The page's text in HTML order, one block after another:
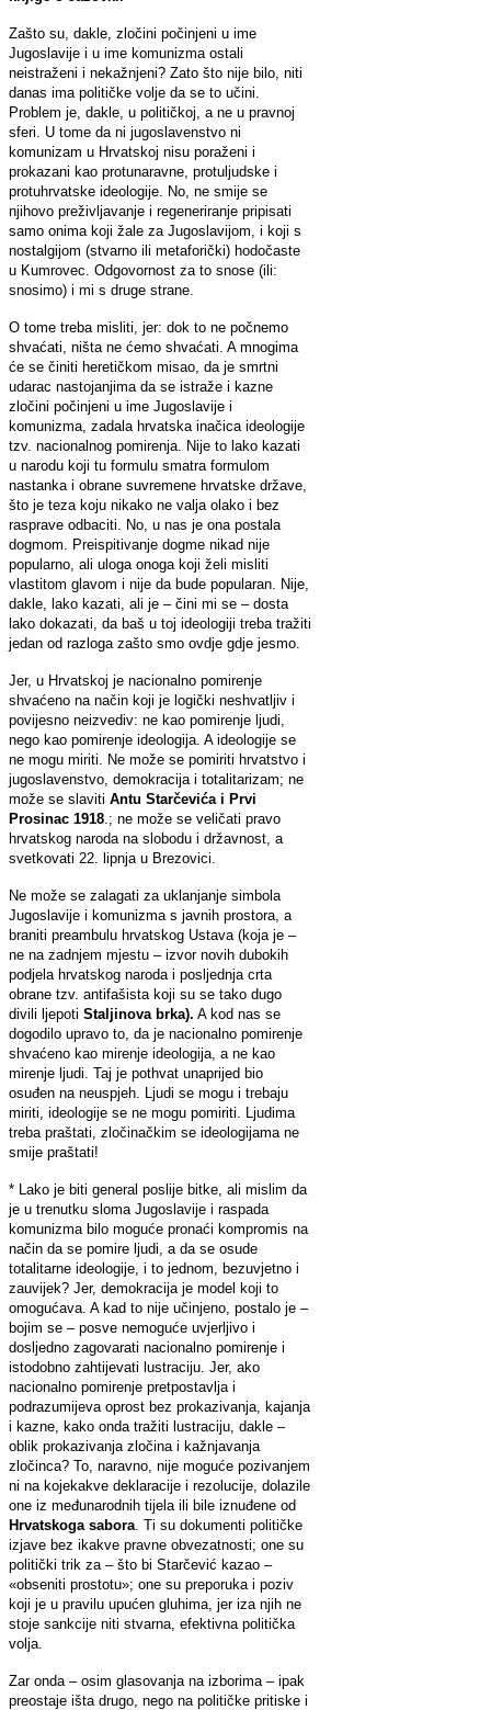
Zašto su, dakle, zločini počinjeni u ime
Jugoslavije i u ime komunizma ostali
neistraženi i nekažnjeni? Zato što nije bilo, niti
danas ima političke volje da se to učini.
Problem je, dakle, u političkoj, a ne u pravnoj
sferi. U tome da ni jugoslavenstvo ni
komunizam u Hrvatskoj nisu poraženi i
prokazani kao protunaravne, protuljudske i
protuhrvatske ideologije. No, ne smije se
njihovo preživljavanje i regeneriranje pripisati
samo onima koji žale za Jugoslavijom, i koji s
nostalgijom (stvarno ili metaforički) hodočaste
u Kumrovec. Odgovornost za to snose (ili:
snosimo) i mi s druge strane.
O tome treba misliti, jer: dok to ne počnemo
shvaćati, ništa ne ćemo shvaćati. A mnogima
će se činiti heretičkom misao, da je smrtni
udarac nastojanjima da se istraže i kazne
zločini počinjeni u ime Jugoslavije i
komunizma, zadala hrvatska inačica ideologije
tzv. nacionalnog pomirenja. Nije to lako kazati
u narodu koji tu formulu smatra formulom
nastanka i obrane suvremene hrvatske države,
što je teza koju nikako ne valja olako i bez
rasprave odbaciti. No, u nas je ona postala
dogmom. Preispitivanje dogme nikad nije
popularno, ali uloga onoga koji želi misliti
vlastitom glavom i nije da bude popularan. Nije,
dakle, lako kazati, ali je – čini mi se – dosta
lako dokazati, da baš u toj ideologiji treba tražiti
jedan od razloga zašto smo ovdje gdje jesmo.
Jer, u Hrvatskoj je nacionalno pomirenje
shvaćeno na način koji je logički neshvatljiv i
povijesno neizvediv: ne kao pomirenje ljudi,
nego kao pomirenje ideologija. A ideologije se
ne mogu miriti. Ne može se pomiriti hrvatstvo i
jugoslavenstvo, demokracija i totalitarizam; ne
može se slaviti Antu Starčevića i Prvi
Prosinac 1918 .; ne može se veličati pravo
hrvatskog naroda na slobodu i državnost, a
svetkovati 22. lipnja u Brezovici.
Ne može se zalagati za uklanjanje simbola
Jugoslavije i komunizma s javnih prostora, a
braniti preambulu hrvatskog Ustava (koja je –
ne na zadnjem mjestu – izvor novih dubokih
podjela hrvatskog naroda i posljednja crta
obrane tzv. antifašista koji su se tako dugo
divili ljepoti Staljinova brka). A kod nas se
dogodilo upravo to, da je nacionalno pomirenje
shvaćeno kao mirenje ideologija, a ne kao
mirenje ljudi. Taj je pothvat unaprijed bio
osuđen na neuspjeh. Ljudi se mogu i trebaju
miriti, ideologije se ne mogu pomiriti. Ljudima
treba praštati, zločinačkim se ideologijama ne
smije praštati!
* Lako je biti general poslije bitke, ali mislim da
je u trenutku sloma Jugoslavije i raspada
komunizma bilo moguće pronaći kompromis na
način da se pomire ljudi, a da se osude
totalitarne ideologije, i to jednom, bezuvjetno i
zauvijek? Jer, demokracija je model koji to
omogućava. A kad to nije učinjeno, postalo je –
bojim se – posve nemoguće uvjerljivo i
dosljedno zagovarati nacionalno pomirenje i
istodobno zahtijevati lustraciju. Jer, ako
nacionalno pomirenje pretpostavlja i
podrazumijeva oprost bez prokazivanja, kajanja
i kazne, kako onda tražiti lustraciju, dakle –
oblik prokazivanja zločina i kažnjavanja
zločinca? To, naravno, nije moguće pozivanjem
ni na kojekakve deklaracije i rezolucije, dolazile
one iz međunarodnih tijela ili bile iznuđene od
Hrvatskoga sabora . Ti su dokumenti političke
izjave bez ikakve pravne obvezatnosti; one su
politički trik za – što bi Starčević kazao –
«obseniti prostotu»; one su preporuka i poziv
koji je u pravilu upućen gluhima, jer iza njih ne
stoje sankcije niti stvarna, efektivna politička
volja.
Zar onda – osim glasovanja na izborima – ipak
preostaje išta drugo, nego na političke pritiske i